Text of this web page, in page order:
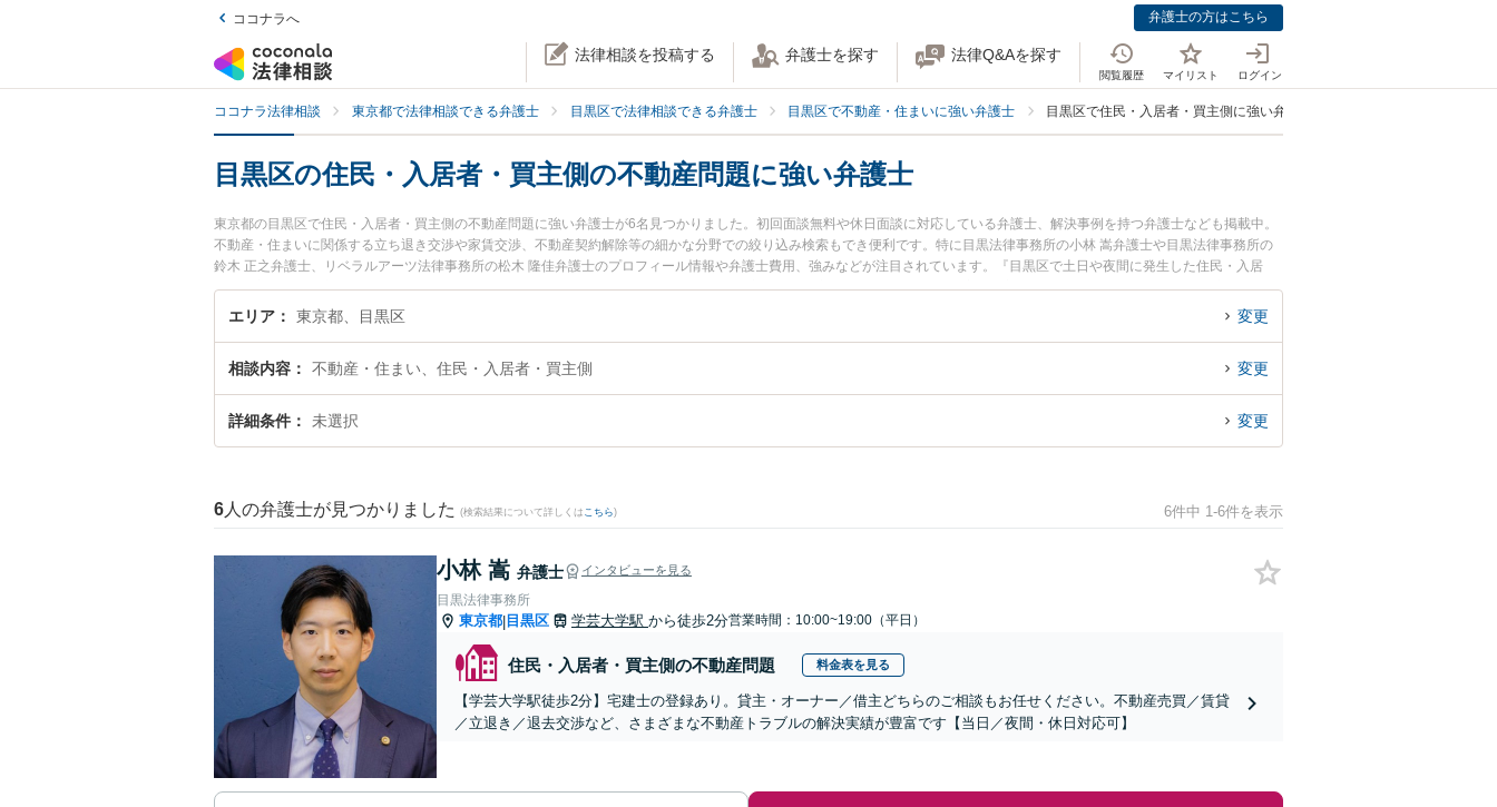
ココナラへ 弁護士の方はこちら
法律相談を投稿する 弁護士を探す 法律Q&Aを探す
閲覧履歴 マイリスト ログイン
ココナラ法律相談 東京都で法律相談できる弁護士 目黒区で法律相談できる弁護士 目黒区で不動産・住まいに強い弁護士 目黒区で住民・入居者・買主側に強い弁護士
目黒区の住民・入居者・買主側の不動産問題に強い弁護士
東京都の目黒区で住民・入居者・買主側の不動産問題に強い弁護士が6名見つかりました。初回面談無料や休日面談に対応している弁護士、解決事例を持つ弁護士なども掲載中。
不動産・住まいに関係する立ち退き交渉や家賃交渉、不動産契約解除等の細かな分野での絞り込み検索もでき便利です。特に目黒法律事務所の小林 嵩弁護士や目黒法律事務所の
鈴木 正之弁護士、リベラルアーツ法律事務所の松木 隆佳弁護士のプロフィール情報や弁護士費用、強みなどが注目されています。『目黒区で土日や夜間に発生した住民・入居
者・買主側の不動産問題のトラブルを今すぐに弁護士に相談したい』『住民・入居者・買主側の不動産問題のトラブル解決の実績豊富な近くの弁護士を検索したい』『初回相談無
料で住民・入居者・買主側の不動産問題を法律相談できる目黒区内の弁護士に相談予約したい』などでお困りの相談者さんにおすすめです。
エリア 東京都、目黒区 変更
相談内容 不動産・住まい、住民・入居者・買主側 変更
詳細条件 未選択 変更
6 人の弁護士が見つかりました (検索結果について詳しくは こちら) 6件中 1-6件を表示
小林 嵩 弁護士 インタビューを見る
目黒法律事務所
東京都| 目黒区 学芸大学駅 から徒歩2分営業時間：10:00~19:00（平日）
住民・入居者・買主側の不動産問題 料金表を見る
【学芸大学駅徒歩2分】宅建士の登録あり。貸主・オーナー／借主どちらのご相談もお任せください。不動産売買／賃貸
／立退き／退去交渉など、さまざまな不動産トラブルの解決実績が豊富です【当日／夜間・休日対応可】